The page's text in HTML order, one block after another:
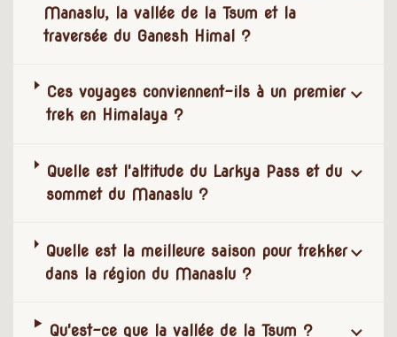
Manaslu, la vallée de la Tsum et la
traversée du Ganesh Himal ?
Ces voyages conviennent-ils à un premier
trek en Himalaya ?
Quelle est l'altitude du Larkya Pass et du
sommet du Manaslu ?
Quelle est la meilleure saison pour trekker
dans la région du Manaslu ?
Qu'est-ce que la vallée de la Tsum ?